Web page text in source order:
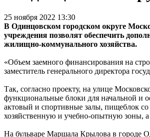
25 ноября 2022 13:30
В Одинцовском городском округе
учреждения позволят обеспечить
жилищно-коммунального хозяйства.
«Объем заемного финансирования на
заместитель генерального директора
Так, согласно проекту, на улице
функциональные блоки для начальной и
актовый и спортивные залы, пищеблок
хозяйственную и учебно-опытную зоны,
На бульваре Маршала Крылова в городе